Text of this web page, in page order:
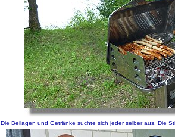
Die Beilagen und Getränke suchte sich jeder selber aus. Die